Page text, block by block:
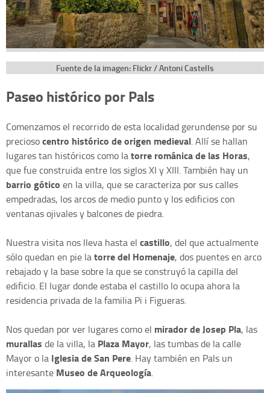
Fuente de la imagen: Flickr / Antoni Castells
Paseo histórico por Pals
Comenzamos el recorrido de esta localidad gerundense por su
preciosocentro histórico de origen medieval. Allí se hallan
lugares tan históricos como latorre románica de las Horas,
que fue construida entre los siglos XI y XIII. También hay un
barrio gótico en la villa, que se caracteriza por sus calles
empedradas, los arcos de medio punto y los edificios con
ventanas ojivales y balcones de piedra.
Nuestra visita nos lleva hasta el castillo, del que actualmente
sólo quedan en pie latorre del Homenaje, dos puentes en arco
rebajado y la base sobre la que se construyó la capilla del
edificio. El lugar donde estaba el castillo lo ocupa ahora la
residencia privada de la familia Pi i Figueras.
Nos quedan por ver lugares como el mirador de Josep Pla, las
murallas de la villa, la Plaza Mayor, las tumbas de la calle
Mayor o la Iglesia de San Pere. Hay también en Pals un
interesante Museo de Arqueología.